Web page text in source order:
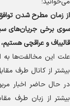
از زمان مطرح شدن
سوی برخی جریان‌های
قالیباف و عراقچی
علت این مخالفت‌ها به
بیشتر از کانال طرف
در حال حاضر اخبار
بیشتر از زبان طرف